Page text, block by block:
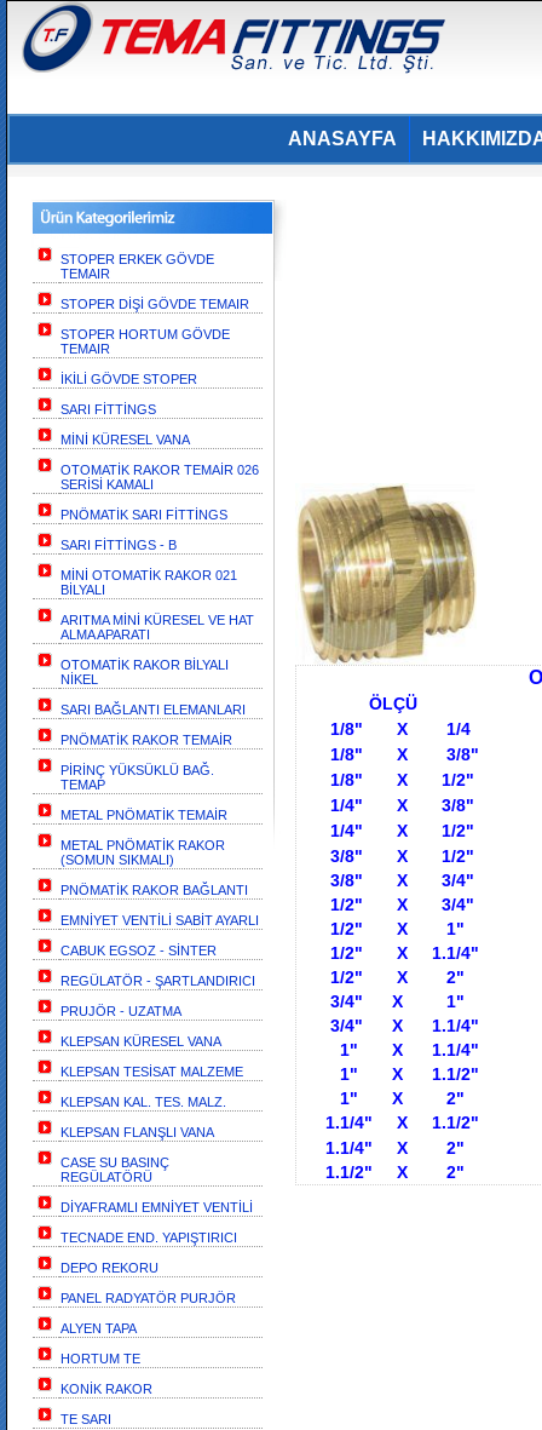
ANASAYFA
STOPER ERKEK GÖVDE
TEMAIR
STOPER DİŞİ GÖVDE TEMAIR
STOPER HORTUM GÖVDE
TEMAIR
İKİLİ GÖVDE STOPER
SARI FİTTİNGS
MİNİ KÜRESEL VANA
OTOMATİK RAKOR TEMAİR 026
SERİSİ KAMALI
PNÖMATİK SARI FİTTİNGS
SARI FİTTİNGS - B
MİNİ OTOMATİK RAKOR 021
BİLYALI
ARITMA MİNİ KÜRESEL VE HAT
ALMA APARATI
OTOMATİK RAKOR BİLYALI
NİKEL
SARI BAĞLANTI ELEMANLARI
PNÖMATİK RAKOR TEMAİR
PİRİNÇ YÜKSÜKLÜ BAĞ.
TEMAP
METAL PNÖMATİK TEMAİR
METAL PNÖMATİK RAKOR
(SOMUN SIKMALI)
PNÖMATİK RAKOR BAĞLANTI
EMNİYET VENTİLİ SABİT AYARLI
CABUK EGSOZ - SİNTER
REGÜLATÖR - ŞARTLANDIRICI
PRUJÖR - UZATMA
KLEPSAN KÜRESEL VANA
KLEPSAN TESİSAT MALZEME
KLEPSAN KAL. TES. MALZ.
KLEPSAN FLANŞLI VANA
CASE SU BASINÇ
REGÜLATÖRÜ
DİYAFRAMLI EMNİYET VENTİLİ
TECNADE END. YAPIŞTIRICI
DEPO REKORU
PANEL RADYATÖR PURJÖR
ALYEN TAPA
HORTUM TE
KONİK RAKOR
TE SARI
1/8" X 1/4
1/8" X 3/8"
1/8" X 1/2"
1/4" X 3/8"
1/4" X 1/2"
3/8" X 1/2"
3/8" X 3/4"
1/2" X 3/4"
1/2" X 1"
1/2" X 1.1/4"
1/2" X 2"
3/4" X 1"
3/4" X 1.1/4"
1" X 1.1/4"
1" X 1.1/2"
1" X 2"
1.1/4" X 1.1/2"
1.1/4" X 2"
1.1/2" X 2"